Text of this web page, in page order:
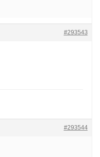
#293543
#293544